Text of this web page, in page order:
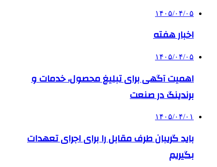
۱۴۰۵/۰۴/۰۵
اخبار هفته
۱۴۰۵/۰۴/۰۵
اهمیت آگهی برای تبلیغ محصول، خدمات و
برندینگ در صنعت
۱۴۰۵/۰۴/۰۱
باید گریبان طرف مقابل را برای اجرای تعهدات
بگیریم